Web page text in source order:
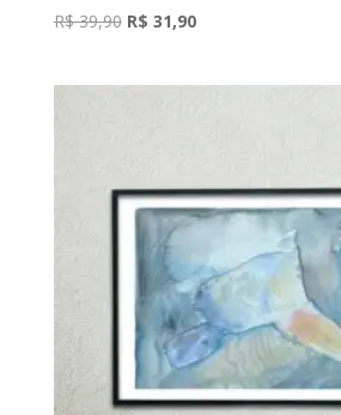
R$39,90 O
R$ 31,90O